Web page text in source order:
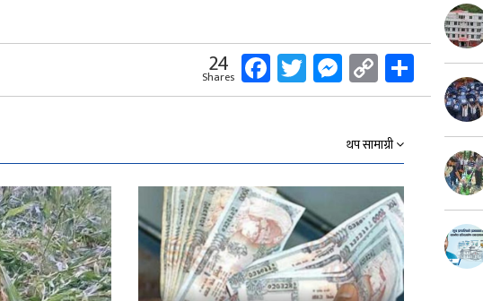
24
Shares Facebook
Twitter
Messenger
Copy
Link
Share
थप सामाग्री